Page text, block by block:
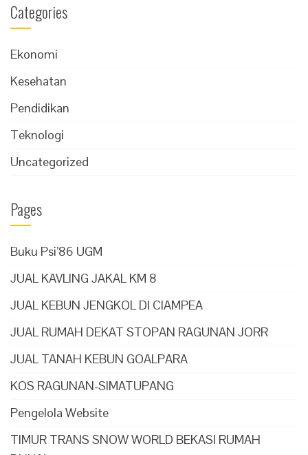
Categories
Ekonomi
Kesehatan
Pendidikan
Teknologi
Uncategorized
Pages
Buku Psi’86 UGM
JUAL KAVLING JAKAL KM 8
JUAL KEBUN JENGKOL DI CIAMPEA
JUAL RUMAH DEKAT STOPAN RAGUNAN JORR
JUAL TANAH KEBUN GOALPARA
KOS RAGUNAN-SIMATUPANG
Pengelola Website
TIMUR TRANS SNOW WORLD BEKASI RUMAH